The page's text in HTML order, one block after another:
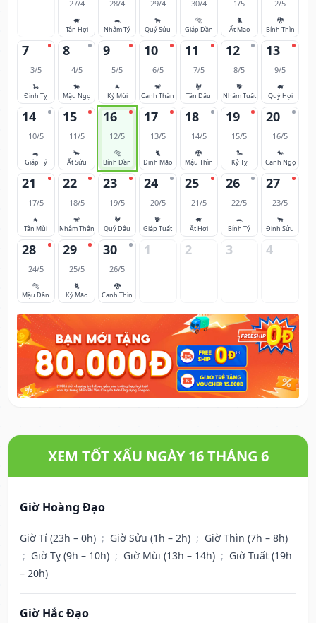
27/4
🐖
Tân Hợi
28/4
🐀
Nhâm Tý
29/4
🐂
Quý Sửu
30/4
🐅
Giáp Dần
1/5
🐈
Ất Mão
2/5
🐉
Bính Thìn
7
3/5
🐍
Đinh Tỵ
8
4/5
🐎
Mậu Ngọ
9
5/5
🐐
Kỷ Mùi
10
6/5
🐒
Canh Thân
11
7/5
🐓
Tân Dậu
12
8/5
🐕
Nhâm Tuất
13
9/5
🐖
Quý Hợi
14
10/5
🐀
Giáp Tý
15
11/5
🐂
Ất Sửu
16
12/5
🐅
Bính Dần
17
13/5
🐈
Đinh Mão
18
14/5
🐉
Mậu Thìn
19
15/5
🐍
Kỷ Tỵ
20
16/5
🐎
Canh Ngọ
21
17/5
🐐
Tân Mùi
22
18/5
🐒
Nhâm Thân
23
19/5
🐓
Quý Dậu
24
20/5
🐕
Giáp Tuất
25
21/5
🐖
Ất Hợi
26
22/5
🐀
Bính Tý
27
23/5
🐂
Đinh Sửu
28
24/5
🐅
Mậu Dần
29
25/5
🐈
Kỷ Mão
30
26/5
🐉
Canh Thìn
1 2 3 4
XEM TỐT XẤU NGÀY 16 THÁNG 6
Giờ Hoàng Đạo
Giờ Tí (23h – 0h) ; Giờ Sửu (1h – 2h) ; Giờ Thìn (7h – 8h)
; Giờ Tỵ (9h – 10h) ; Giờ Mùi (13h – 14h) ; Giờ Tuất (19h
– 20h)
Giờ Hắc Đạo